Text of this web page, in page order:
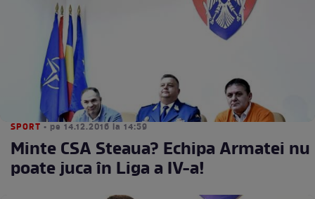
SPORT • pe 14.12.2016 la 14:59
Minte CSA Steaua? Echipa Armatei nu
poate juca în Liga a IV-a!